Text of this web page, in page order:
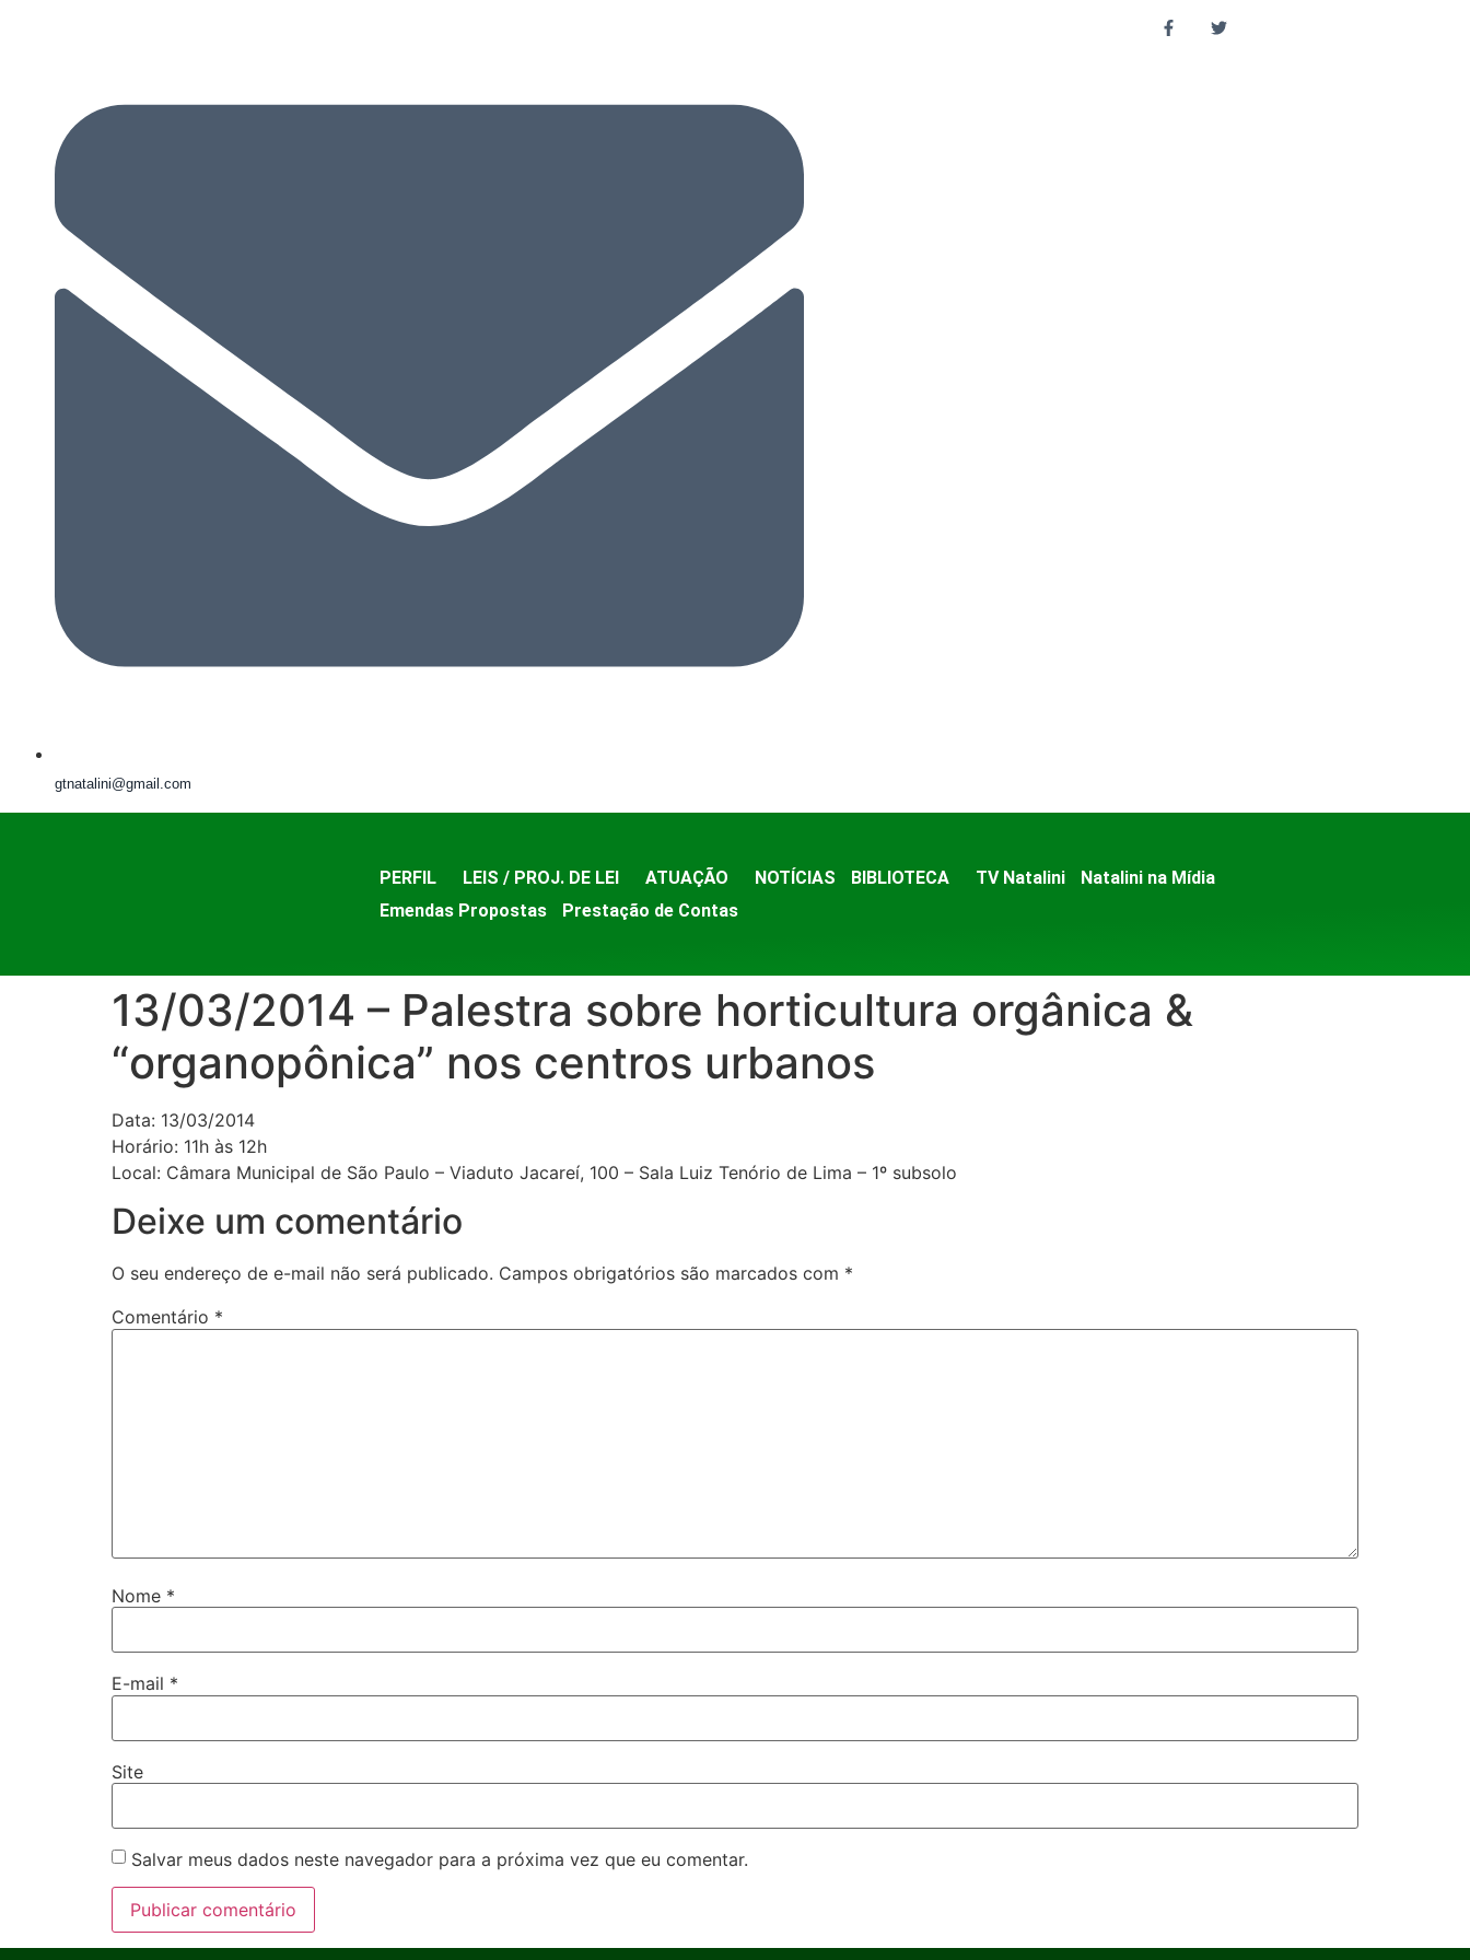
gtnatalini@gmail.com
PERFIL LEIS / PROJ. DE LEI ATUAÇÃO NOTÍCIAS BIBLIOTECA TV Natalini
Natalini na Mídia
Emendas Propostas
Prestação de Contas
13/03/2014 – Palestra sobre horticultura orgânica &
“organopônica” nos centros urbanos
Data: 13/03/2014
Horário: 11h às 12h
Local: Câmara Municipal de São Paulo – Viaduto Jacareí, 100 – Sala Luiz Tenório de Lima – 1º subsolo
Deixe um comentário
O seu endereço de e-mail não será publicado. Campos obrigatórios são marcados com *
Comentário *
Nome *
E-mail *
Site
Salvar meus dados neste navegador para a próxima vez que eu comentar.